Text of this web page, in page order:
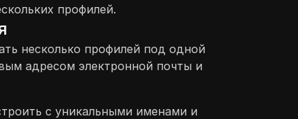
профилей.
несколько профилей под одной
адресом электронной почты и
с уникальными именами и